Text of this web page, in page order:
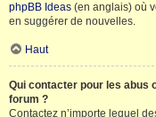
phpBB Ideas (en anglais) où
en suggérer de nouvelles.
Haut
Qui contacter pour les abus
forum ?
Contactez n’importe lequel